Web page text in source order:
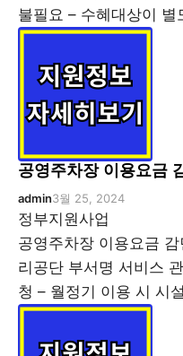
불필요 – 수혜대상이
공영주차장 이용요금
admin3월 25, 2024
정부지원사업
공영주차장 이용요금
리공단 부서명 서비스
청 – 월정기 이용 시 시